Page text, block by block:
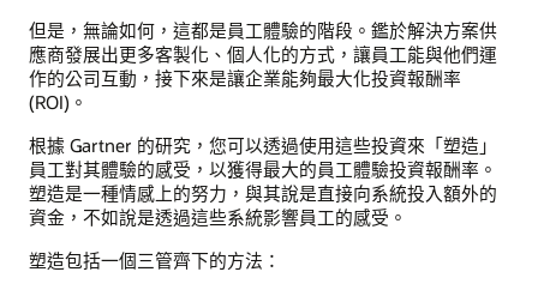
但是，無論如何，這都是員工體驗的階段。鑑於解決方案供
應商發展出更多客製化、個人化的方式，讓員工能與他們運
作的公司互動，接下來是讓企業能夠最大化投資報酬率
(ROI)。
根據 Gartner 的研究，您可以透過使用這些投資來「塑造」
員工對其體驗的感受，以獲得最大的員工體驗投資報酬率。
塑造是一種情感上的努力，與其說是直接向系統投入額外的
資金，不如說是透過這些系統影響員工的感受。
塑造包括一個三管齊下的方法：